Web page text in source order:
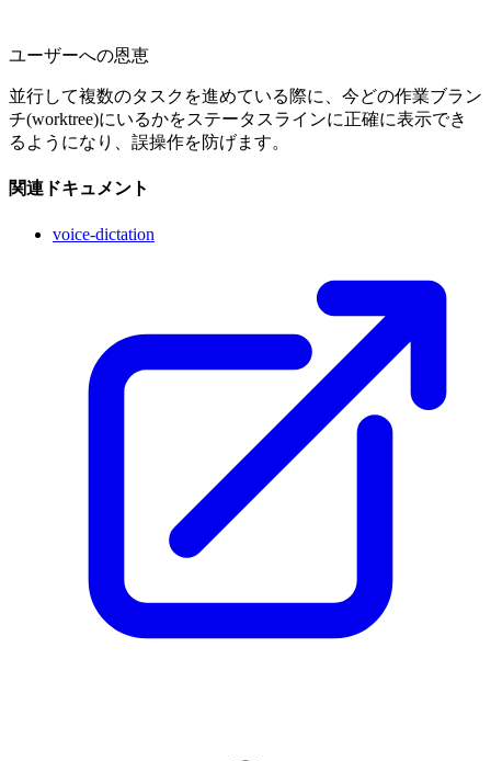
ユーザーへの恩恵
並行して複数のタスクを進めている際に、今どの作業ブラン
チ(worktree)にいるかをステータスラインに正確に表示でき
るようになり、誤操作を防げます。
関連ドキュメント
voice-dictation